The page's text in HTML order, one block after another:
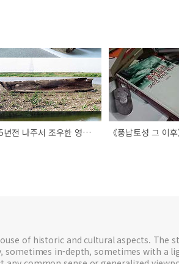
15년전 나주서 조우한 영산강 고려시대 고선박 《풍납토성 그 이후
of historic and cultural aspects. The
sometimes in-depth, sometimes with a